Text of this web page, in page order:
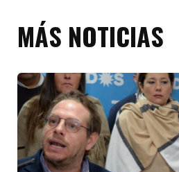
MÁS NOTICIAS